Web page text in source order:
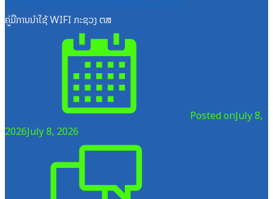
ຄູ່ມືການນຳໃຊ້ WIFI ກະຊວງ ຕສ
Posted onJuly 8,
2026July 8, 2026